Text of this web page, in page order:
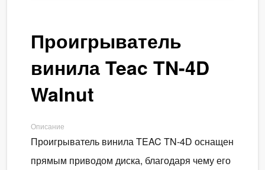
Проигрыватель
винила Teac TN-4D
Walnut
Описание
Проигрыватель винила TEAC TN-4D оснащен
прямым приводом диска, благодаря чему его